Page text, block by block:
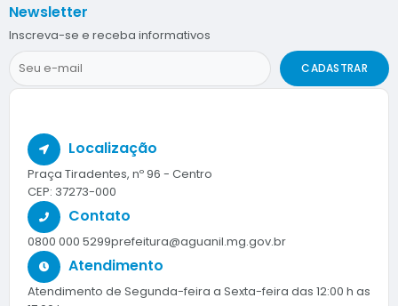
Localização
Praça Tiradentes, nº 96 - Centro
CEP: 37273-000
Contato
0800 000 5299prefeitura@aguanil.mg.gov.br
Atendimento
Atendimento de Segunda-feira a Sexta-feira das 12:00 h as
Newsletter
Inscreva-se e receba informativos
CADASTRAR